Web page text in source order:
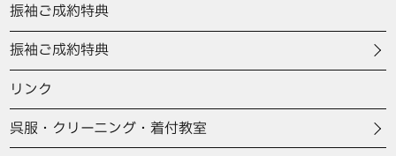
振袖ご成約特典
振袖ご成約特典
リンク
呉服・クリーニング・着付教室